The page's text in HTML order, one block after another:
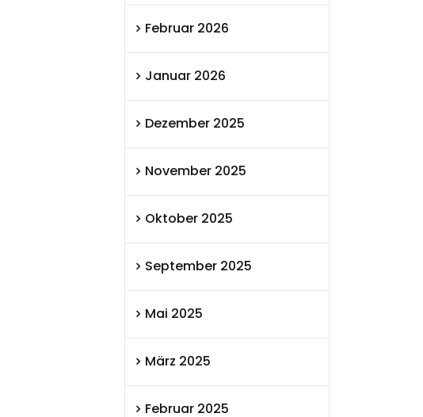
Februar 2026
Januar 2026
Dezember 2025
November 2025
Oktober 2025
September 2025
Mai 2025
März 2025
Februar 2025